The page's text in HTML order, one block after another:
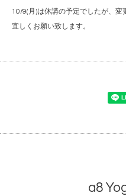
10/9(月)は休講の予定でしたが、変
宜しくお願い致します。
a8